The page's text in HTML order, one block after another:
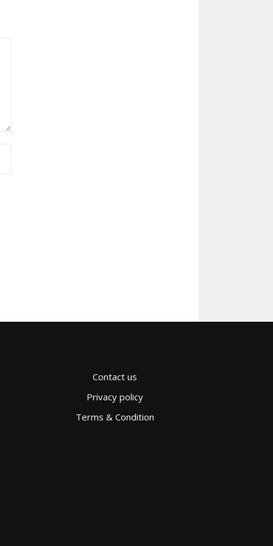
Contact us
Privacy policy
Terms & Condition